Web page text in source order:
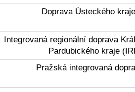
Doprava Ústeckého
Integrovaná regionální doprava
Pardubického kraje
Pražská integrovaná